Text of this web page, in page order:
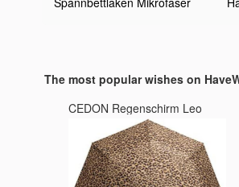
The most popular wishes on
CEDON Regenschirm Leo